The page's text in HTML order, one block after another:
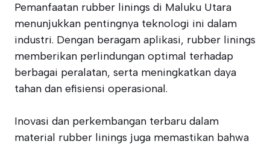
Pemanfaatan rubber linings di Maluku Utara
menunjukkan pentingnya teknologi ini dalam
industri. Dengan beragam aplikasi, rubber linings
memberikan perlindungan optimal terhadap
berbagai peralatan, serta meningkatkan daya
tahan dan efisiensi operasional.
Inovasi dan perkembangan terbaru dalam
material rubber linings juga memastikan bahwa